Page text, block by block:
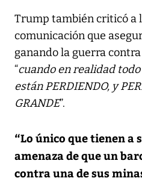
Trump también criticó a
comunicación que
ganando la guerra
“cuando en realidad
están PERDIENDO, y
GRANDE”.
“Lo único que tienen a
amenaza de que un
contra una de sus